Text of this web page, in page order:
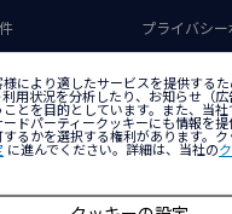
プライバシ
プリファレン
により適したサービスを提供する
用状況を分析したり、お知らせ（広
とを目的としています。また、当社
ドパーティークッキーにも情報を
るかを選択する権利があります。
に進んでください。詳細は、当社の